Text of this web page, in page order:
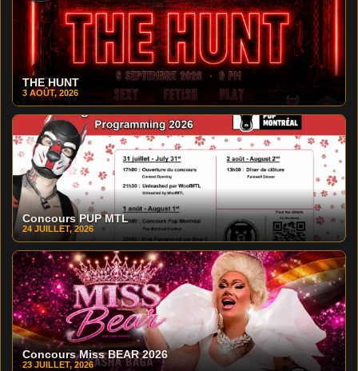
THE HUNT
3 AOÛT, 2026
Concours PUP MTL
24 JUILLET, 2026
Concours Miss BEAR 2026
23 JUILLET, 2026